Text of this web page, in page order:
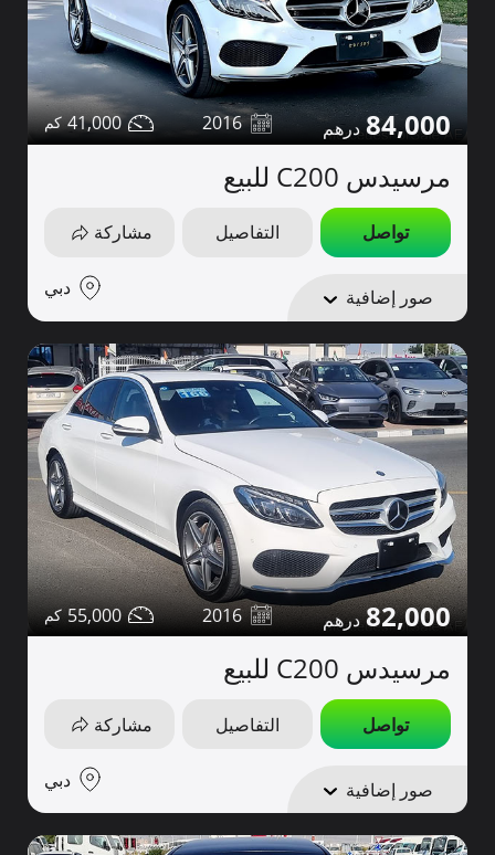
84,000
2016
41,000
مرسيدس C200 للبيع
تواصل التفاصيل مشاركة
صور إضافية دبي
82,000
2016
55,000
مرسيدس C200 للبيع
تواصل التفاصيل مشاركة
صور إضافية دبي